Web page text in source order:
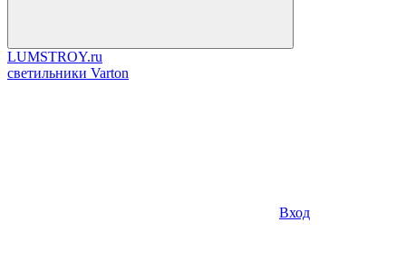
LUMSTROY.ru
cветильники Varton
Вход